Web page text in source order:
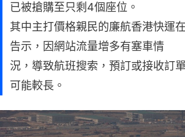
已被搶購至只剩4個座位。
其中主打價格親民的廉航香港快運
告示，因網站流量增多有塞車情
況，導致航班搜索，預訂或接收訂
可能較長。